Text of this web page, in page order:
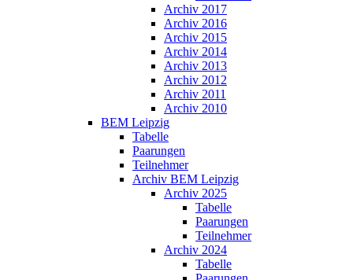
Archiv 2017
Archiv 2016
Archiv 2015
Archiv 2014
Archiv 2013
Archiv 2012
Archiv 2011
Archiv 2010
BEM Leipzig
Tabelle
Paarungen
Teilnehmer
Archiv BEM Leipzig
Archiv 2025
Tabelle
Paarungen
Teilnehmer
Archiv 2024
Tabelle